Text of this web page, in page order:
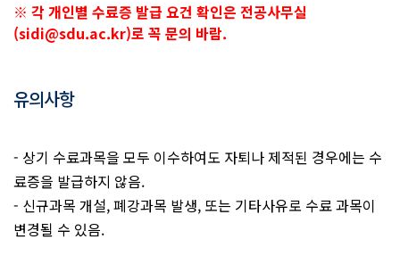
※ 각 개인별 수료증 발급 요건 확인은 전공사무실
(sidi@sdu.ac.kr)로 꼭 문의 바람.
유의사항
- 상기 수료과목을 모두 이수하여도 자퇴나 제적된 경우에는 수
료증을 발급하지 않음.
- 신규과목 개설, 폐강과목 발생, 또는 기타사유로 수료 과목이
변경될 수 있음.